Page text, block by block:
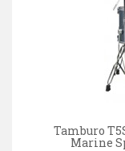
Tamburo
Marine